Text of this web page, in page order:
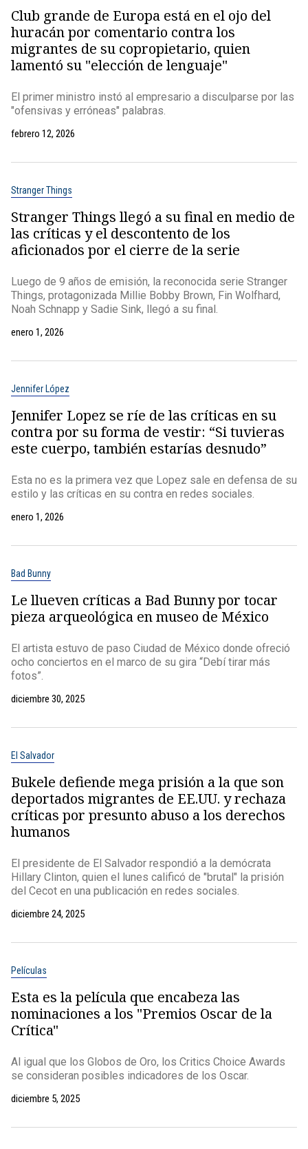
Club grande de Europa está en el ojo del
huracán por comentario contra los
migrantes de su copropietario, quien
lamentó su "elección de lenguaje"
El primer ministro instó al empresario a disculparse por las
"ofensivas y erróneas" palabras.
febrero 12, 2026
Stranger Things
Stranger Things llegó a su final en medio de
las críticas y el descontento de los
aficionados por el cierre de la serie
Luego de 9 años de emisión, la reconocida serie Stranger
Things, protagonizada Millie Bobby Brown, Fin Wolfhard,
Noah Schnapp y Sadie Sink, llegó a su final.
enero 1, 2026
Jennifer López
Jennifer Lopez se ríe de las críticas en su
contra por su forma de vestir: “Si tuvieras
este cuerpo, también estarías desnudo”
Esta no es la primera vez que Lopez sale en defensa de su
estilo y las críticas en su contra en redes sociales.
enero 1, 2026
Bad Bunny
Le llueven críticas a Bad Bunny por tocar
pieza arqueológica en museo de México
El artista estuvo de paso Ciudad de México donde ofreció
ocho conciertos en el marco de su gira “Debí tirar más
fotos”.
diciembre 30, 2025
El Salvador
Bukele defiende mega prisión a la que son
deportados migrantes de EE.UU. y rechaza
críticas por presunto abuso a los derechos
humanos
El presidente de El Salvador respondió a la demócrata
Hillary Clinton, quien el lunes calificó de "brutal" la prisión
del Cecot en una publicación en redes sociales.
diciembre 24, 2025
Películas
Esta es la película que encabeza las
nominaciones a los "Premios Oscar de la
Crítica"
Al igual que los Globos de Oro, los Critics Choice Awards
se consideran posibles indicadores de los Oscar.
diciembre 5, 2025